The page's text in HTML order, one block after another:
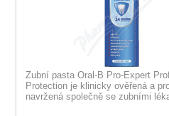
Zubní pasta Oral-B Pro-Expert
Protection je klinicky ověřená a
navržená společně se zubními